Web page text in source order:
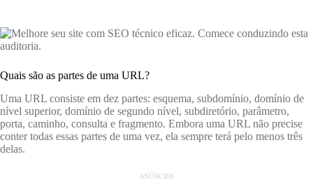
Quais são as partes de uma URL?
Uma URL consiste em dez partes: esquema, subdomínio, domínio de
nível superior, domínio de segundo nível, subdiretório, parâmetro,
porta, caminho, consulta e fragmento. Embora uma URL não precise
conter todas essas partes de uma vez, ela sempre terá pelo menos três
delas.
ANÚNCIOS